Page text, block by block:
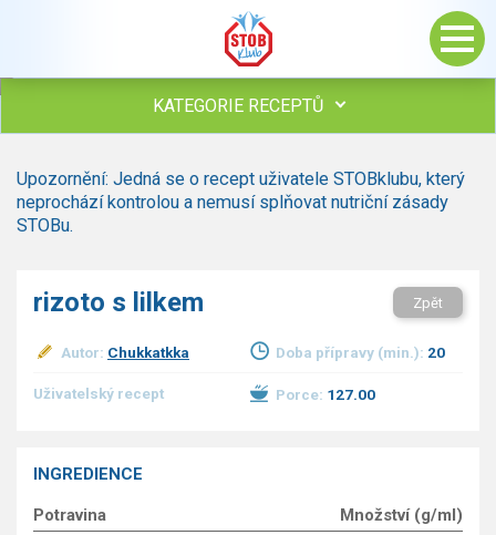
KATEGORIE RECEPTŮ
Polévky
Studená kuchyně
hovězí, telecí
vnitřnosti
Omáčky
Saláty
Upozornění: Jedná se o recept uživatele STOBklubu, který
neprochází kontrolou a nemusí splňovat nutriční zásady
STOBu.
rizoto s lilkem Zpět
Autor: Chukkatkka Doba přípravy (min.): 20
Uživatelský recept Porce: 127.00
INGREDIENCE
Potravina
Množství (g/ml)